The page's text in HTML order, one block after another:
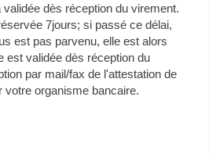
dès réception du virement.
7jours; si passé ce délai,
est pas parvenu, elle est alors
est validée dès réception du
par mail/fax de l'attestation de
votre organisme bancaire.